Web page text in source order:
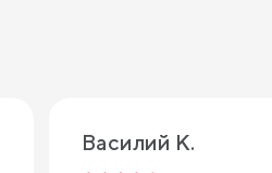
Василий К.